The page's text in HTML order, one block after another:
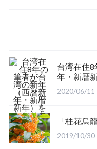
台湾在住
年・新暦
2020/06/11
「桂花烏
2019/10/30